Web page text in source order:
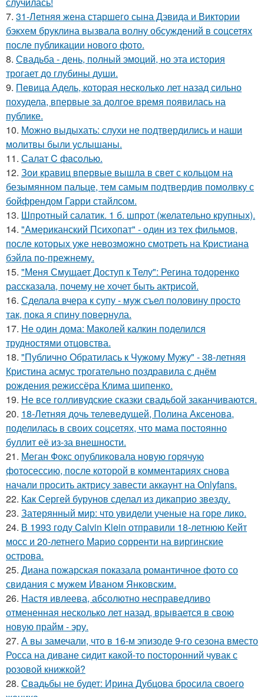
7. 31-Летняя жена старшего сына Дэвида и Виктории
бэкхем бруклина вызвала волну обсуждений в соцсетях
после публикации нового фото.
8. Свадьба - день, полный эмоций, но эта история
трогает до глубины души.
9. Певица Адель, которая несколько лет назад сильно
похудела, впервые за долгое время появилась на
публике.
10. Можно выдыхать: слухи не подтвердились и наши
молитвы были услышаны.
11. Салат C фaсoлью.
12. Зои кравиц впервые вышла в свет с кольцом на
безымянном пальце, тем самым подтвердив помолвку с
бойфрендом Гарри стайлсом.
13. Шпротный салатик. 1 б. шпрот (желательно крупных).
14. "Американский Психопат" - один из тех фильмов,
после которых уже невозможно смотреть на Кристиана
бэйла по-прежнему.
15. "Меня Смущает Доступ к Телу": Регина тодоренко
рассказала, почему не хочет быть актрисой.
16. Сделала вчера к супу - муж съел половину просто
так, пока я спину повернула.
17. Не один дома: Маколей калкин поделился
трудностями отцовства.
18. "Публично Обратилась к Чужому Мужу" - 38-летняя
Кристина асмус трогательно поздравила с днём
рождения режиссёра Клима шипенко.
19. Не все голливудские сказки свадьбой заканчиваются.
20. 18-Летняя дочь телеведущей, Полина Аксенова,
поделилась в своих соцсетях, что мама постоянно
буллит её из-за внешности.
21. Меган Фокс опубликовала новую горячую
фотосессию, после которой в комментариях снова
начали просить актрису завести аккаунт на Onlyfans.
22. Как Сергей бурунов сделал из дикаприо звезду.
23. Затерянный мир: что увидели ученые на горе лико.
24. В 1993 году Calvin Klein отправили 18-летнюю Кейт
мосс и 20-летнего Марио сорренти на виргинские
острова.
25. Диана пожарская показала романтичное фото со
свидания с мужем Иваном Янковским.
26. Настя ивлеева, абсолютно несправедливо
отмененная несколько лет назад, врывается в свою
новую прайм - эру.
27. А вы замечали, что в 16-м эпизоде 9-го сезона вместо
Росса на диване сидит какой-то посторонний чувак с
розовой книжкой?
28. Свадьбы не будет: Ирина Дубцова бросила своего